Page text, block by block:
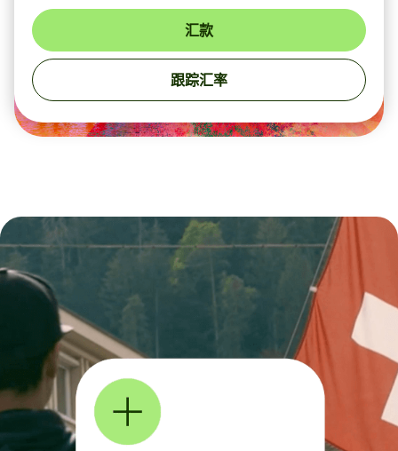
汇款
跟踪汇率